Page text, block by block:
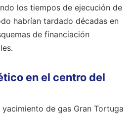
los tiempos de ejecución de
habrían tardado décadas en
de financiación
en el centro del
de gas Gran Tortuga